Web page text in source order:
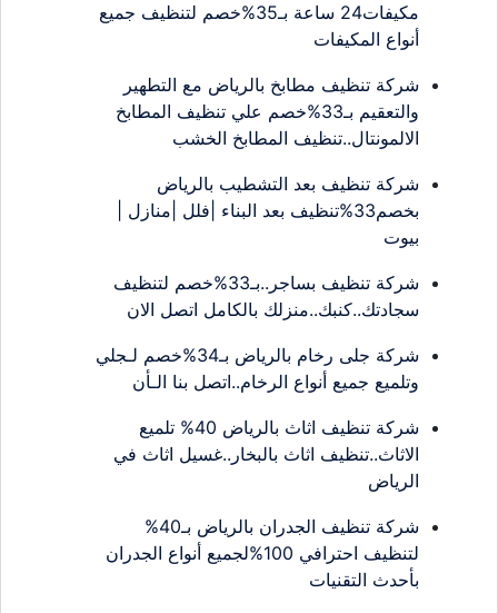
مكيفات24 ساعة بـ35%خصم لتنظيف جميع
أنواع المكيفات
شركة تنظيف مطابخ بالرياض مع التطهير
والتعقيم بـ33%خصم علي تنظيف المطابخ
الالمونتال..تنظيف المطابخ الخشب
شركة تنظيف بعد التشطيب بالرياض
بخصم33%تنظيف بعد البناء |فلل |منازل |
بيوت
شركة تنظيف بساجر..بـ33%خصم لتنظيف
سجادتك..كنبك..منزلك بالكامل اتصل الان
شركة جلى رخام بالرياض بـ34%خصم لـجلي
وتلميع جميع أنواع الرخام..اتصل بنا الـأن
شركة تنظيف اثاث بالرياض 40% تلميع
الاثاث..تنظيف اثاث بالبخار..غسيل اثاث في
الرياض
شركة تنظيف الجدران بالرياض بـ40%
لتنظيف احترافي 100%لجميع أنواع الجدران
بأحدث التقنيات